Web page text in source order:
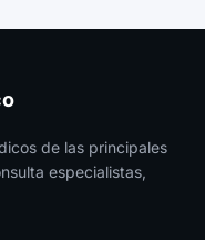
de las principales
especialistas,